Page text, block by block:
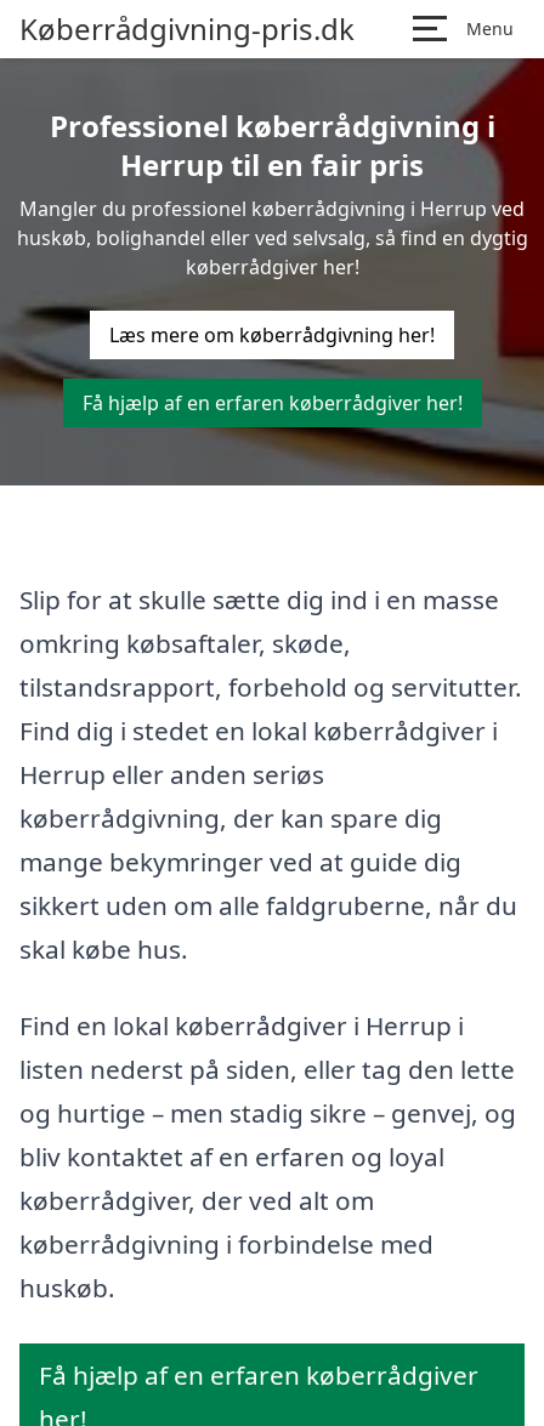
Køberrådgivning-pris.dk Menu
Professionel køberrådgivning i
Herrup til en fair pris
Mangler du professionel køberrådgivning i Herrup ved
huskøb, bolighandel eller ved selvsalg, så find en dygtig
køberrådgiver her!
Læs mere om køberrådgivning her!
Få hjælp af en erfaren køberrådgiver her!
Slip for at skulle sætte dig ind i en masse
omkring købsaftaler, skøde,
tilstandsrapport, forbehold og servitutter.
Find dig i stedet en lokal køberrådgiver i
Herrup eller anden seriøs
køberrådgivning, der kan spare dig
mange bekymringer ved at guide dig
sikkert uden om alle faldgruberne, når du
skal købe hus.
Find en lokal køberrådgiver i Herrup i
listen nederst på siden, eller tag den lette
og hurtige – men stadig sikre – genvej, og
bliv kontaktet af en erfaren og loyal
køberrådgiver, der ved alt om
køberrådgivning i forbindelse med
huskøb.
Få hjælp af en erfaren køberrådgiver
her!